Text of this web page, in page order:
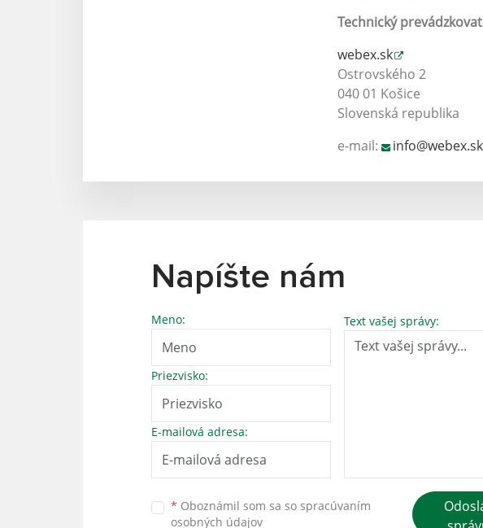
Technický
webex.sk
Ostrovského 2
040 01 Košice
Slovenská republika
e-mail:
info@webex.sk
Napíšte nám
Meno:
Priezvisko:
E-mailová adresa:
Text vašej správy:
* Oboznámil som sa so spracúvaním
osobných údajov